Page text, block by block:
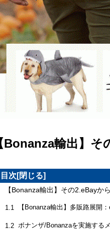
Bonanza輸出】
目次 [閉じる]
【Bonanza輸出】その2.eBayか
1.1 【Bonanza輸出】多販路展開
1.2 ボナンザ/Bonanzaを実施する